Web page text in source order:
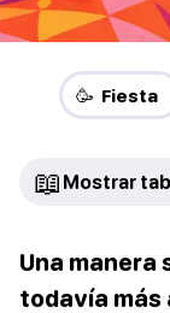
🥳 Fiesta
📖 Mostrar
Una manera
todavía más